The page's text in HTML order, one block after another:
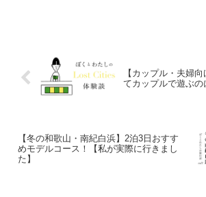
【カップル・夫婦
てカップルで遊ぶの
【冬の和歌山・南紀白浜】2泊3日おすす
めモデルコース！【私が実際に行きまし
た】